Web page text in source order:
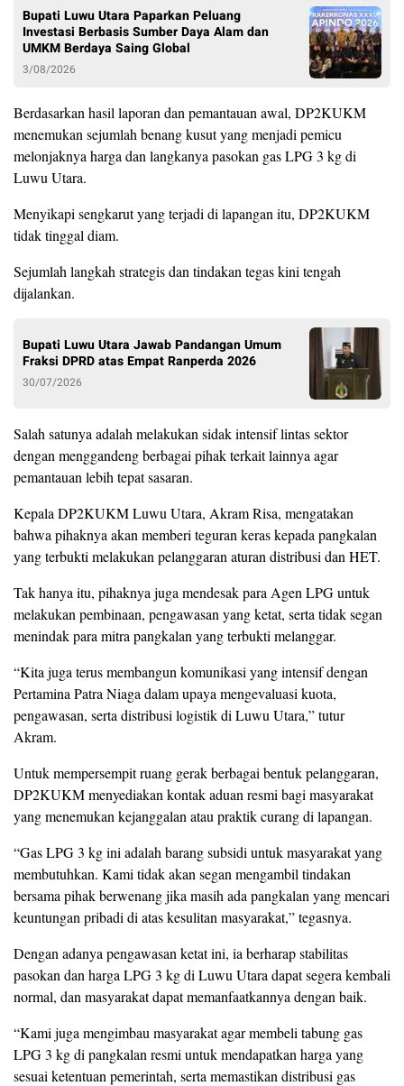
Bupati Luwu Utara Paparkan Peluang
Investasi Berbasis Sumber Daya Alam dan
UMKM Berdaya Saing Global
3/08/2026
Berdasarkan hasil laporan dan pemantauan awal, DP2KUKM
menemukan sejumlah benang kusut yang menjadi pemicu
melonjaknya harga dan langkanya pasokan gas LPG 3 kg di
Luwu Utara.
Menyikapi sengkarut yang terjadi di lapangan itu, DP2KUKM
tidak tinggal diam.
Sejumlah langkah strategis dan tindakan tegas kini tengah
dijalankan.
Bupati Luwu Utara Jawab Pandangan Umum
Fraksi DPRD atas Empat Ranperda 2026
30/07/2026
Salah satunya adalah melakukan sidak intensif lintas sektor
dengan menggandeng berbagai pihak terkait lainnya agar
pemantauan lebih tepat sasaran.
Kepala DP2KUKM Luwu Utara, Akram Risa, mengatakan
bahwa pihaknya akan memberi teguran keras kepada pangkalan
yang terbukti melakukan pelanggaran aturan distribusi dan HET.
Tak hanya itu, pihaknya juga mendesak para Agen LPG untuk
melakukan pembinaan, pengawasan yang ketat, serta tidak segan
menindak para mitra pangkalan yang terbukti melanggar.
“Kita juga terus membangun komunikasi yang intensif dengan
Pertamina Patra Niaga dalam upaya mengevaluasi kuota,
pengawasan, serta distribusi logistik di Luwu Utara,” tutur
Akram.
Untuk mempersempit ruang gerak berbagai bentuk pelanggaran,
DP2KUKM menyediakan kontak aduan resmi bagi masyarakat
yang menemukan kejanggalan atau praktik curang di lapangan.
“Gas LPG 3 kg ini adalah barang subsidi untuk masyarakat yang
membutuhkan. Kami tidak akan segan mengambil tindakan
bersama pihak berwenang jika masih ada pangkalan yang mencari
keuntungan pribadi di atas kesulitan masyarakat,” tegasnya.
Dengan adanya pengawasan ketat ini, ia berharap stabilitas
pasokan dan harga LPG 3 kg di Luwu Utara dapat segera kembali
normal, dan masyarakat dapat memanfaatkannya dengan baik.
“Kami juga mengimbau masyarakat agar membeli tabung gas
LPG 3 kg di pangkalan resmi untuk mendapatkan harga yang
sesuai ketentuan pemerintah, serta memastikan distribusi gas